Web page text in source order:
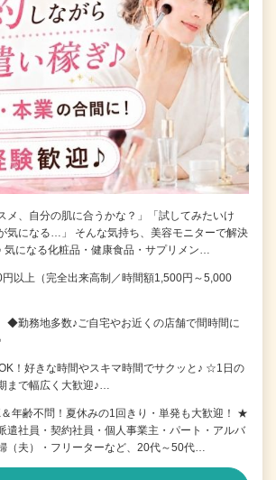
メ、自分の肌に合うかな？」「試してみたいけ
気になる…」 そんな気持ち、美容モニターで解決
気になる化粧品・健康食品・サプリメン…
以上（完全出来高制／時間額1,500円～5,000
勤務地多数♪ご自宅やお近くの店舗で間時間に
！好きな時間やスキマ時間でサクッと♪ ☆1日の
まで幅広く大歓迎♪…
年齢不問！夏休みの1回きり・単発も大歓迎！ ★
遣社員・契約社員・個人事業主・パート・アルバ
（夫）・フリーターなど、20代～50代…